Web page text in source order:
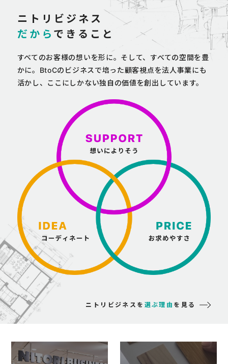
ニトリビジネス
だから できること
すべてのお客様の想いを形に。そして、すべての空間を豊
かに。BtoCのビジネスで培った顧客視点を法人事業にも
活かし、ここにしかない独自の価値を創出しています。
ニトリビジネスを 選ぶ理由 を見る